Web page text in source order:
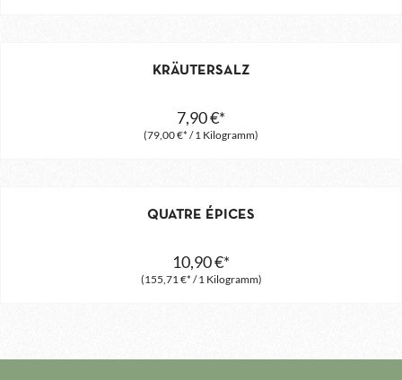
KRÄUTERSALZ
(79,00 €* / 1 Kilogramm)
7,90 €*
QUATRE ÉPICES
(155,71 €* / 1 Kilogramm)
10,90 €*